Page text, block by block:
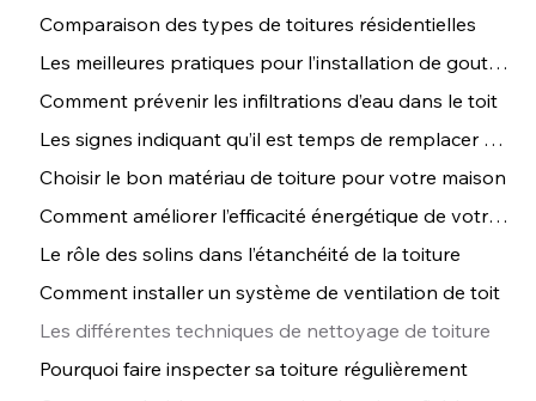
Comparaison des types de toitures résidentielles
Les meilleures pratiques pour l’installation de gouttières
Comment prévenir les infiltrations d’eau dans le toit
Les signes indiquant qu’il est temps de remplacer votre toiture
Choisir le bon matériau de toiture pour votre maison
Comment améliorer l’efficacité énergétique de votre toiture
Le rôle des solins dans l’étanchéité de la toiture
Comment installer un système de ventilation de toit
Les différentes techniques de nettoyage de toiture
Pourquoi faire inspecter sa toiture régulièrement